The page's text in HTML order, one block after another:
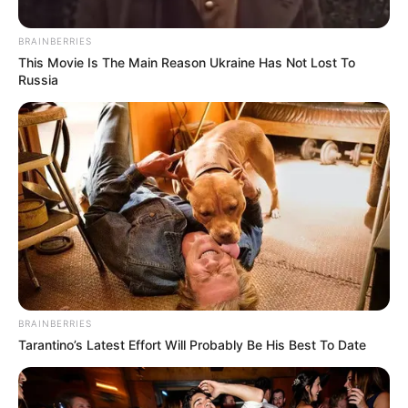
Composición
Comparendos saldrán muy caros en 2025: prácticas más
comunes que deberá evitar
Por:Sophia Salamanca Gómez
Enero 28, 2025
BRAINBERRIES
This Movie Is The Main Reason Ukraine Has Not Lost To
Russia
BRAINBERRIES
Tarantino’s Latest Effort Will Probably Be His Best To Date